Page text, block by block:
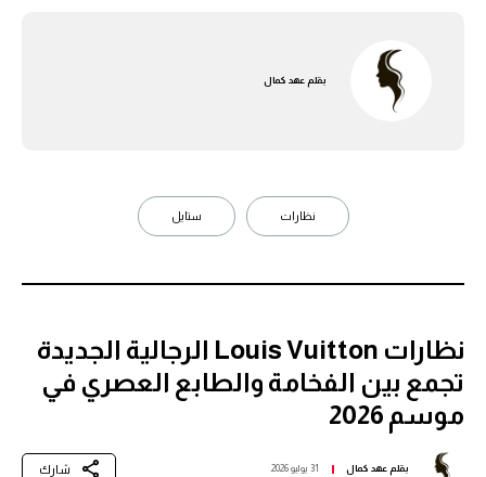
بقلمعهد كمال
نظارات ستايل
نظارات Louis Vuitton الرجالية الجديدة
تجمع بين الفخامة والطابع العصري في
موسم 2026
بقلمعهد كمال 31 يوليو 2026 شارك